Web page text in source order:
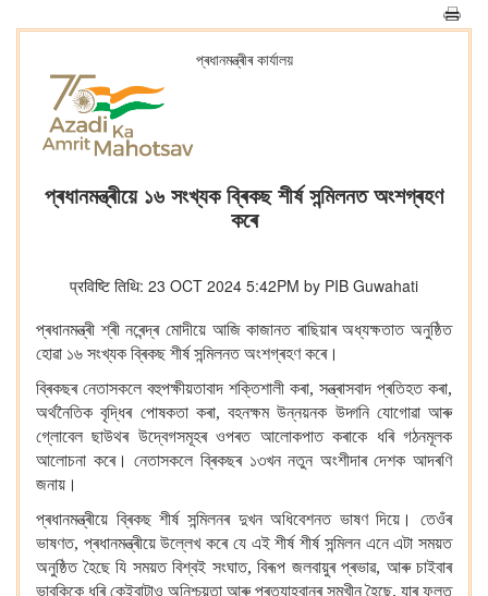
প্ৰধানমন্ত্ৰীৰ কাৰ্যালয়
প্ৰধানমন্ত্ৰীয়ে ১৬ সংখ্যক ব্ৰিকছ শীৰ্ষ সন্মিলনত অংশগ্ৰহণ
কৰে
प्रविष्टि तिथि: 23 OCT 2024 5:42PM by PIB Guwahati
প্ৰধানমন্ত্ৰী শ্ৰী নৰেন্দ্ৰ মোদীয়ে আজি কাজানত ৰাছিয়াৰ অধ্যক্ষতাত অনুষ্ঠিত
হোৱা ১৬ সংখ্যক ব্ৰিকছ শীৰ্ষ সন্মিলনত অংশগ্ৰহণ কৰে।
ব্ৰিকছৰ নেতাসকলে বহুপক্ষীয়তাবাদ শক্তিশালী কৰা, সন্ত্ৰাসবাদ প্ৰতিহত কৰা,
অৰ্থনৈতিক বৃদ্ধিৰ পোষকতা কৰা, বহনক্ষম উন্নয়নক উদ্গনি যোগোৱা আৰু
গ্লোবেল ছাউথৰ উদ্বেগসমূহৰ ওপৰত আলোকপাত কৰাকে ধৰি গঠনমূলক
আলোচনা কৰে। নেতাসকলে ব্ৰিকছৰ ১৩খন নতুন অংশীদাৰ দেশক আদৰণি
জনায়।
প্ৰধানমন্ত্ৰীয়ে ব্ৰিকছ শীৰ্ষ সন্মিলনৰ দুখন অধিবেশনত ভাষণ দিয়ে। তেওঁৰ
ভাষণত, প্ৰধানমন্ত্ৰীয়ে উল্লেখ কৰে যে এই শীৰ্ষ শীৰ্ষ সন্মিলন এনে এটা সময়ত
অনুষ্ঠিত হৈছে যি সময়ত বিশ্বই সংঘাত, বিৰূপ জলবায়ুৰ প্ৰভাৱ, আৰু চাইবাৰ
ভাবুকিকে ধৰি কেইবাটাও অনিশ্চয়তা আৰু প্ৰত্যাহ্বানৰ সন্মুখীন হৈছে, যাৰ ফলত